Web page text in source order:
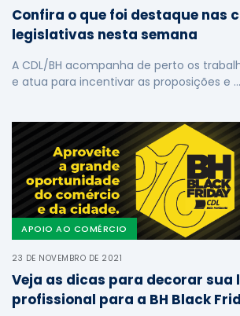
Confira o que foi destaque nas
legislativas nesta semana
A CDL/BH acompanha de perto os
e atua para incentivar as proposições e …
APOIO AO COMÉRCIO
23 DE NOVEMBRO DE 2021
Veja as dicas para decorar sua
profissional para a BH Black